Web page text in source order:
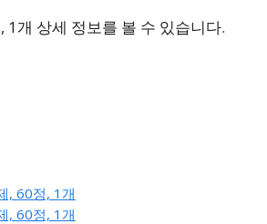
개 상세 정보를 볼 수 있습니다.
, 60정, 1개
, 60정, 1개